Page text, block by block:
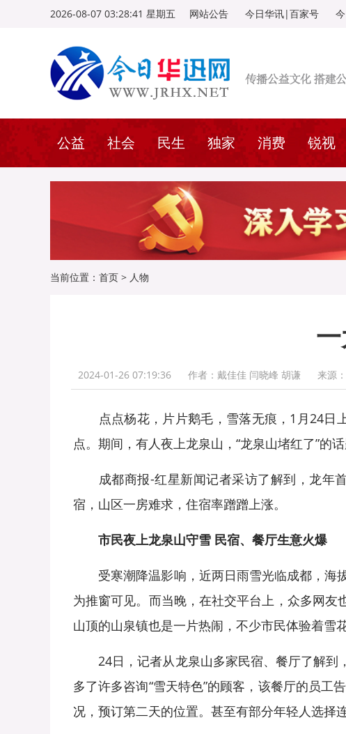
2026-08-07 03:28:42 星期五 网站公告 今日华讯|百家号
公益 社会 民生 独家 消费 锐视
当前位置： 首页 > 人物
2024-01-26 07:19:36 作者：戴佳佳 闫晓峰 胡谦 来源
点点杨花，片片鹅毛，雪落无痕，1月24日
点。期间，有人夜上龙泉山，“龙泉山堵红了”的
成都商报-红星新闻记者采访了解到，龙年首
宿，山区一房难求，住宿率蹭蹭上涨。
市民夜上龙泉山守雪 民宿、餐厅生意火爆
受寒潮降温影响，近两日雨雪光临成都，海拔
为推窗可见。而当晚，在社交平台上，众多网友
山顶的山泉镇也是一片热闹，不少市民体验着雪
24日，记者从龙泉山多家民宿、餐厅了解到
多了许多咨询“雪天特色”的顾客，该餐厅的员
况，预订第二天的位置。甚至有部分年轻人选择